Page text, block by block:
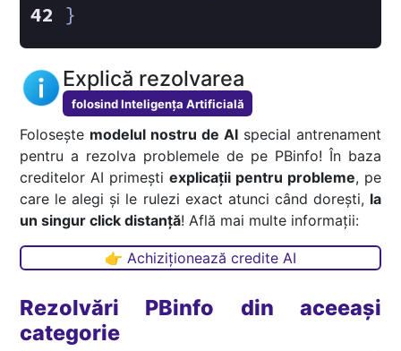
}
Explică rezolvarea
folosind Inteligența Artificială
Folosește modelul nostru de AIspecial antrenament
pentru a rezolva problemele de pe PBinfo! În baza
creditelor AI primești explicații pentru probleme, pe
care le alegi și le rulezi exact atunci când dorești, la
un singur click distanță! Află mai multe informații:
👉 Achiziționează credite AI
Rezolvări PBinfo din aceeași
categorie